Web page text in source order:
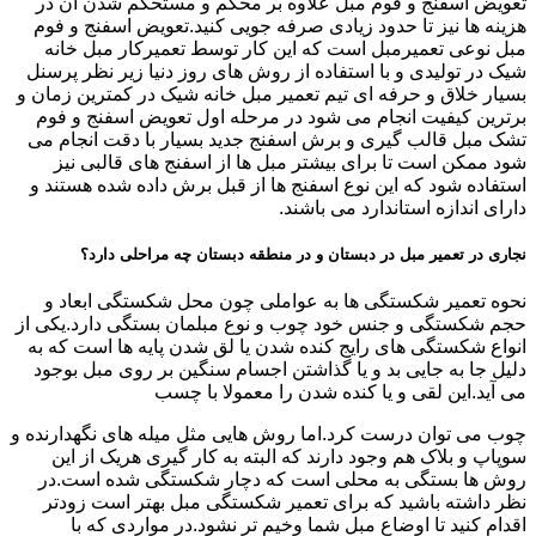
هزینه ها نیز تا حدود زیادی صرفه جویی کنید.تعویض اسفنج و فوم
مبل نوعی تعمیرمبل است که این کار توسط تعمیرکار مبل خانه
شیک در تولیدی و با استفاده از روش های روز دنیا زیر نظر پرسنل
بسیار خلاق و حرفه ای تیم تعمیر مبل خانه شیک در کمترین زمان و
برترین کیفیت انجام می شود در مرحله اول تعویض اسفنج و فوم
تشک مبل قالب گیری و برش اسفنج جدید بسیار با دقت انجام می
شود ممکن است تا برای بیشتر مبل ها از اسفنج های قالبی نیز
استفاده شود که این نوع اسفنج ها از قبل برش داده شده هستند و
دارای اندازه استاندارد می باشند.
نجاری در تعمیر مبل در دبستان و در منطقه دبستان چه مراحلی دارد؟
نحوه تعمیر شکستگی ها به عواملی چون محل شکستگی ابعاد و
حجم شکستگی و جنس خود چوب و نوع مبلمان بستگی دارد.یکی از
انواع شکستگی های رایج کنده شدن یا لق شدن پایه ها است که به
دلیل جا به جایی بد و یا گذاشتن اجسام سنگین بر روی مبل بوجود
می آید.این لقی و یا کنده شدن را معمولا با چسب
چوب می توان درست کرد.اما روش هایی مثل میله های نگهدارنده و
سوپاپ و بلاک هم وجود دارند که البته به کار گیری هریک از این
روش ها بستگی به محلی است که دچار شکستگی شده است.در
نظر داشته باشید که برای تعمیر شکستگی مبل بهتر است زودتر
اقدام کنید تا اوضاع مبل شما وخیم تر نشود.در مواردی که با